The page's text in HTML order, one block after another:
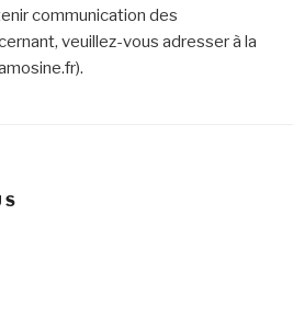
communication des
veuillez-vous adresser à la